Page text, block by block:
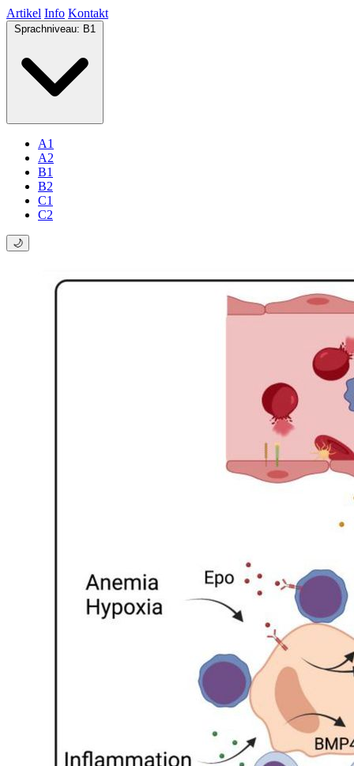
Artikel Info Kontakt
Sprachniveau: B1
A1
A2
B1
B2
C1
C2
🌙